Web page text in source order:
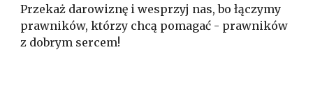
Przekaż darowiznę i wesprzyj nas, bo łączymy
prawników, którzy chcą pomagać - prawników
z dobrym sercem!